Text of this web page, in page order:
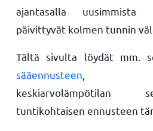
ajantasalla uusimmista
päivittyvät kolmen tunnin
Tältä sivulta löydät mm.
sääennusteen ,
keskiarvolämpötilan
tuntikohtaisen ennusteen